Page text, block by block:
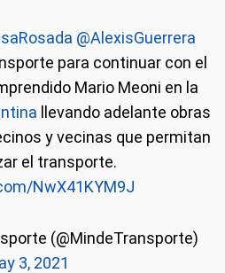
@AlexisGuerrera
para continuar con el
Mario Meoni en la
llevando adelante obras
y vecinas que permitan
el transporte.
NwX41KYM9J
(@MindeTransporte)
3, 2021